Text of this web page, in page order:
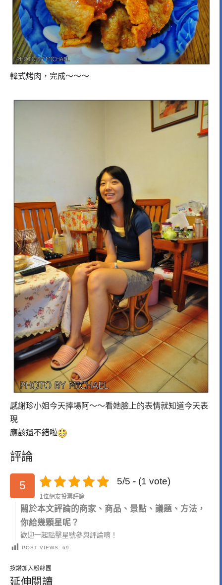
韓式烤肉，完成～～～
感謝珍小姐今天捧場阿～～看她臉上的表情就知道今天表
現
應該還不錯啦
評論
5 5/5 - (1 vote)
1位網友投票評論
關於本文評論的商家、商品、景點、議題、方法，
你給幾顆星呢？
歡迎一起點擊星號參與評論唷！
POST VIEWS: 69
按讚加入粉絲團
延伸閱讀